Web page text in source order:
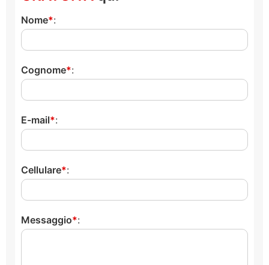
Nome :
Cognome :
E-mail :
Cellulare :
Messaggio :